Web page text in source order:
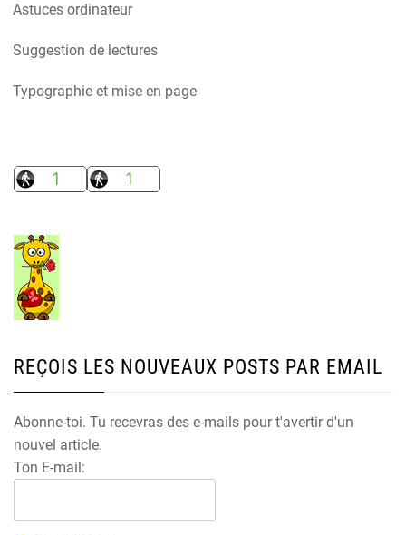
Astuces ordinateur
Suggestion de lectures
Typographie et mise en page
REÇOIS LES NOUVEAUX POSTS PAR EMAIL
Abonne-toi. Tu recevras des e-mails pour t'avertir d'un
nouvel article.
Ton E-mail: